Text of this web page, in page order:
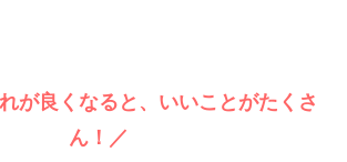
が良くなると、いいことがたくさ
ん！／